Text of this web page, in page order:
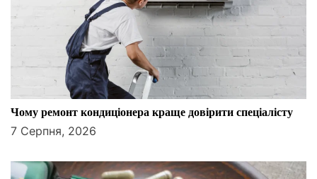
я
з
а
п
и
с
Чому ремонт кондиціонера краще довірити спеціалісту
7 Серпня, 2026